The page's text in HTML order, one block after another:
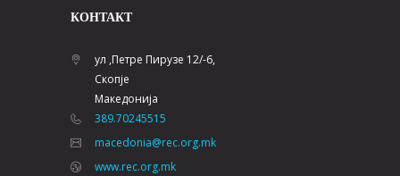
КОНТАКТ
ул ,Петре Пирузе 12/-6,
Скопје
Македонија
389.70245515
macedonia@rec.org.mk
www.rec.org.mk